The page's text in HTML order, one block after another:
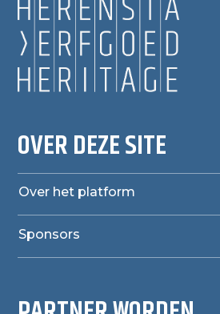
OVER DEZE SITE
Over het platform
Sponsors